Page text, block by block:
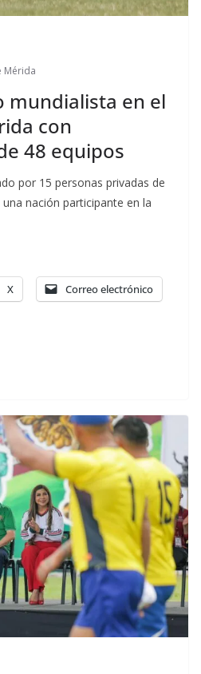
Mérida
mundialista en el
con
48 equipos
por 15 personas privadas de
nación participante en la
X Correo electrónico